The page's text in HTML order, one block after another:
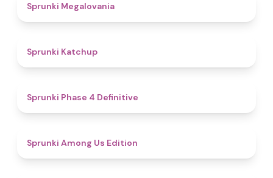
Sprunki Megalovania
Sprunki Katchup
Sprunki Phase 4 Definitive
Sprunki Among Us Edition